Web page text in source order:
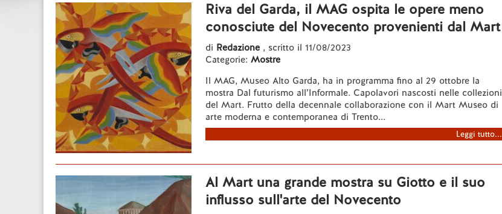
Riva del Garda, il MAG ospita le opere meno
conosciute del Novecento provenienti dal Mart
di Redazione , scritto il 11/08/2023
Categorie: Mostre
Il MAG, Museo Alto Garda, ha in programma fino al 29 ottobre la
mostra Dal futurismo all’Informale. Capolavori nascosti nelle collezioni
del Mart. Frutto della decennale collaborazione con il Mart Museo di
arte moderna e contemporanea di Trento...
Leggi tutto...
Al Mart una grande mostra su Giotto e il suo
influsso sull'arte del Novecento